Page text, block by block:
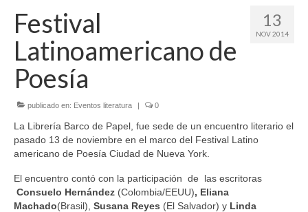
Ubicación
Autores
13
NOV 2014
Festival
Latinoamericano de
Poesía
publicado en: Eventos literatura | 0
La Librería Barco de Papel, fue sede de un encuentro literario el
pasado 13 de noviembre en el marco del Festival Latino
americano de Poesía Ciudad de Nueva York.
El encuentro contó con la participación de las escritoras
Consuelo Hernández (Colombia/EEUU), Eliana
Machado(Brasil), Susana Reyes (El Salvador) y Linda